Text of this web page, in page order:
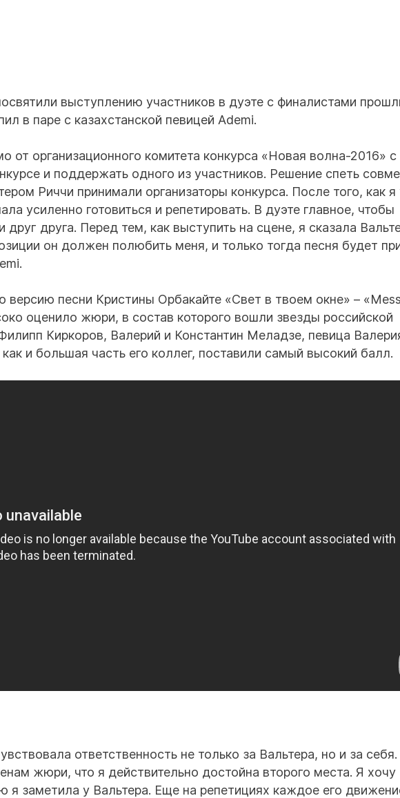
выступлению участников в дуэте с финалистами
в паре с казахстанской певицей Ademi.
от организационного комитета конкурса «Новая волна-2016» с
и поддержать одного из участников. Решение спеть
Риччи принимали организаторы конкурса. После того, как я
усиленно готовиться и репетировать. В дуэте главное, чтобы
друг друга. Перед тем, как выступить на сцене, я сказала
он должен полюбить меня, и только тогда песня будет
версию песни Кристины Орбакайте «Свет в твоем окне» –
оценило жюри, в состав которого вошли звезды российской
Киркоров, Валерий и Константин Меладзе, певица
и большая часть его коллег, поставили самый высокий балл.
ответственность не только за Вальтера, но и за
жюри, что я действительно достойна второго места. Я хочу
я заметила у Вальтера. Еще на репетициях каждое его